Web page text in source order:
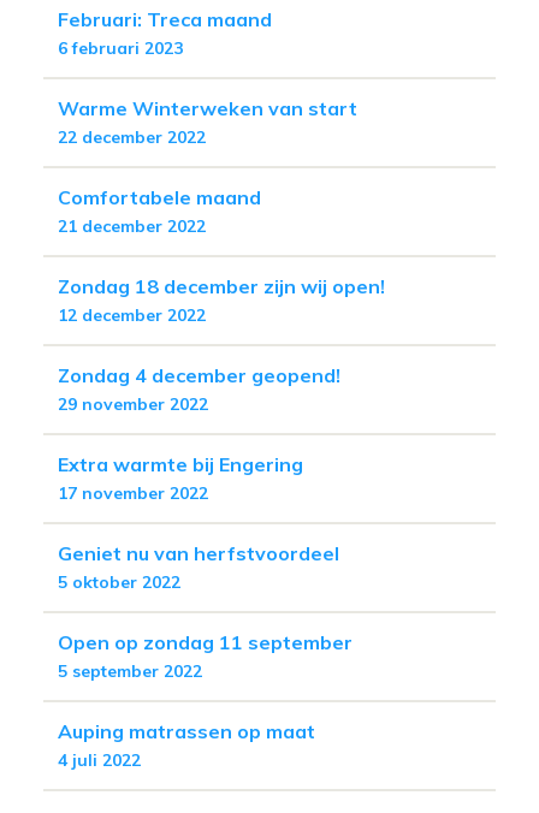
Februari: Treca maand
6 februari 2023
Warme Winterweken van start
22 december 2022
Comfortabele maand
21 december 2022
Zondag 18 december zijn wij open!
12 december 2022
Zondag 4 december geopend!
29 november 2022
Extra warmte bij Engering
17 november 2022
Geniet nu van herfstvoordeel
5 oktober 2022
Open op zondag 11 september
5 september 2022
Auping matrassen op maat
4 juli 2022